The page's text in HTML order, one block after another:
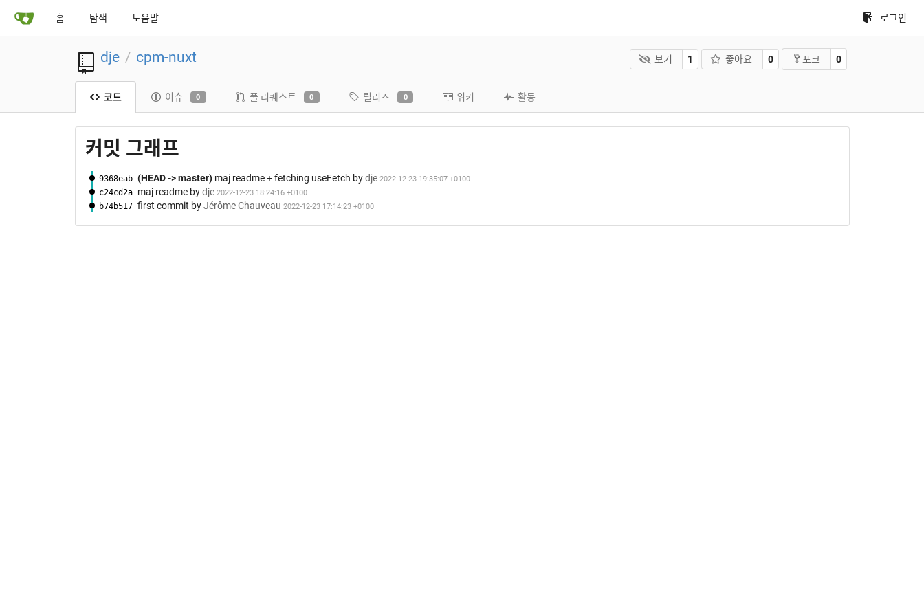
홈 탐색 도움말 로그인
dje / cpm-nuxt 보기 1 좋아요 0 포크 0
코드 이슈 0 풀 리퀘스트 0 릴리즈 0 위키 활동
커밋 그래프
9368eab (HEAD -> master) maj readme + fetching useFetch bydje 2022-12-23 19:35:07 +0100
c24cd2a maj readmebydje 2022-12-23 18:24:16 +0100
b74b517 first commit byJérôme Chauveau 2022-12-23 17:14:23 +0100